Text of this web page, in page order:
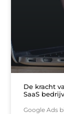
De kracht
SaaS
Google Ads